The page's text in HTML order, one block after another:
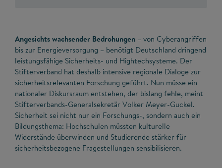
Angesichts wachsender Bedrohungen – von Cyberangriffen
bis zur Energieversorgung – benötigt Deutschland dringend
leistungsfähige Sicherheits- und Hightechsysteme. Der
Stifterverband hat deshalb intensive regionale Dialoge zur
sicherheitsrelevanten Forschung geführt. Nun müsse ein
nationaler Diskursraum entstehen, der bislang fehle, meint
Stifterverbands-Generalsekretär Volker Meyer-Guckel.
Sicherheit sei nicht nur ein Forschungs-, sondern auch ein
Bildungsthema: Hochschulen müssten kulturelle
Widerstände überwinden und Studierende stärker für
sicherheitsbezogene Fragestellungen sensibilisieren.